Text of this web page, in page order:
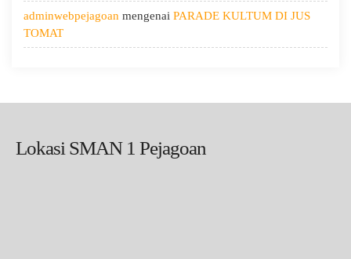
adminwebpejagoan mengenai PARADE KULTUM DI JUS
TOMAT
Lokasi SMAN 1 Pejagoan